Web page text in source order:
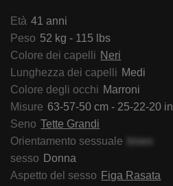
Età 41 anni
Peso 52 kg - 115 lbs
Colore dei capelli Neri
Lunghezza dei capelli Medi
Colore degli occhi Marroni
Misure 63-57-50 cm - 25-22-20 in
Seno Tette Grandi
Orientamento sessuale
bisex
sesso Donna
Aspetto del sesso Figa Rasata